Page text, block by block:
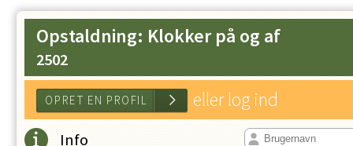
Opstaldning: Klokker på og af
2502
eller log ind
Info